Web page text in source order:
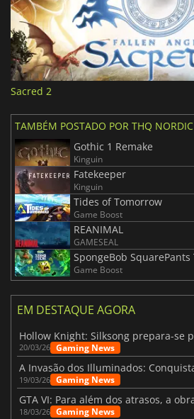
Sacred 2
TAMBÉM POSTADO POR THQ NORDIC
Gothic 1 Remake
Kinguin
Fatekeeper
Kinguin
Tides of Tomorrow
Game Boost
REANIMAL
GAMESEAL
Game Boost
EM DESTAQUE AGORA
20/03/26 Gaming News
19/03/26 Gaming News
18/03/26 Gaming News